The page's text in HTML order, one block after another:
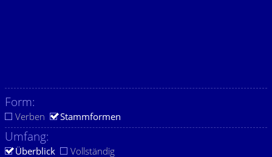
Form:
Verben Stammformen
Umfang:
Überblick Vollständig